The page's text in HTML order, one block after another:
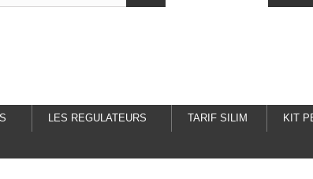
LES REGULATEURS TARIF SILIM KIT